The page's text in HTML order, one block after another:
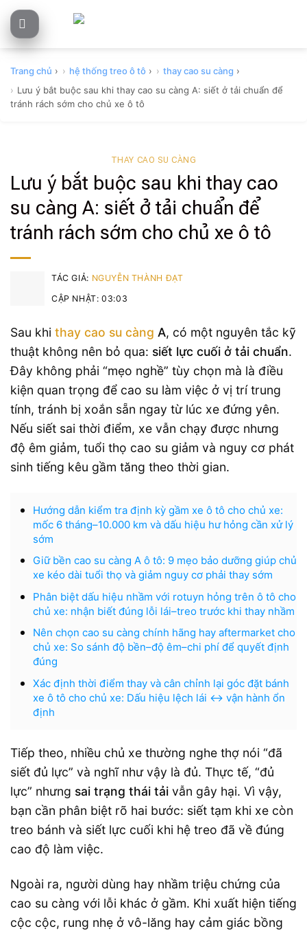
Skip
to
Trang chủ › hệ thống treo ô tô › thay cao su càng ›
Lưu ý bắt buộc sau khi thay cao su càng A: siết ở tải chuẩn để
tránh rách sớm cho chủ xe ô tô
THAY CAO SU CÀNG
Lưu ý bắt buộc sau khi thay cao
su càng A: siết ở tải chuẩn để
tránh rách sớm cho chủ xe ô tô
TÁC GIẢ: NGUYỄN THÀNH ĐẠT
CẬP NHẬT: 03:03
Sau khi thay cao su càng A, có một nguyên tắc kỹ
thuật không nên bỏ qua: siết lực cuối ở tải chuẩn.
Đây không phải “mẹo nghề” tùy chọn mà là điều
kiện quan trọng để cao su làm việc ở vị trí trung
tính, tránh bị xoắn sẵn ngay từ lúc xe đứng yên.
Nếu siết sai thời điểm, xe vẫn chạy được nhưng
độ êm giảm, tuổi thọ cao su giảm và nguy cơ phát
sinh tiếng kêu gầm tăng theo thời gian.
Hướng dẫn kiểm tra định kỳ gầm xe ô tô cho chủ xe:
mốc 6 tháng–10.000 km và dấu hiệu hư hỏng cần xử lý
sớm
Giữ bền cao su càng A ô tô: 9 mẹo bảo dưỡng giúp chủ
xe kéo dài tuổi thọ và giảm nguy cơ phải thay sớm
Phân biệt dấu hiệu nhầm với rotuyn hỏng trên ô tô cho
chủ xe: nhận biết đúng lỗi lái–treo trước khi thay nhầm
Nên chọn cao su càng chính hãng hay aftermarket cho
chủ xe: So sánh độ bền–độ êm–chi phí để quyết định
đúng
Xác định thời điểm thay và cân chỉnh lại góc đặt bánh
xe ô tô cho chủ xe: Dấu hiệu lệch lái ↔ vận hành ổn
định
Tiếp theo, nhiều chủ xe thường nghe thợ nói “đã
siết đủ lực” và nghĩ như vậy là đủ. Thực tế, “đủ
lực” nhưng sai trạng thái tải vẫn gây hại. Vì vậy,
bạn cần phân biệt rõ hai bước: siết tạm khi xe còn
treo bánh và siết lực cuối khi hệ treo đã về đúng
cao độ làm việc.
Ngoài ra, người dùng hay nhầm triệu chứng của
cao su càng với lỗi khác ở gầm. Khi xuất hiện tiếng
cộc cộc, rung nhẹ ở vô-lăng hay cảm giác bồng